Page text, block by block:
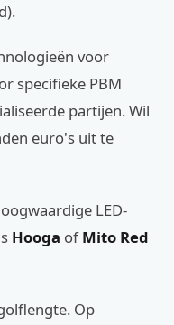
voor
specifieke PBM
partijen. Wil
euro's uit te
LED-
Hooga ofMito Red
Op